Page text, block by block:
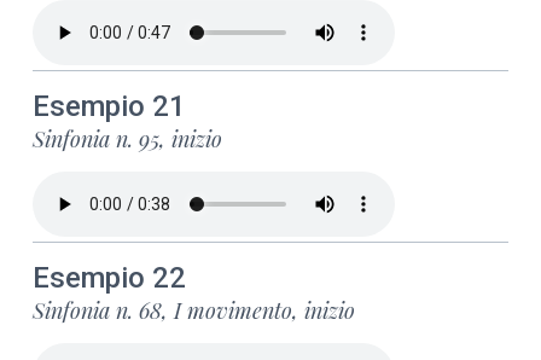
Esempio 21
Sinfonia n. 95, inizio
Esempio 22
Sinfonia n. 68, I movimento, inizio